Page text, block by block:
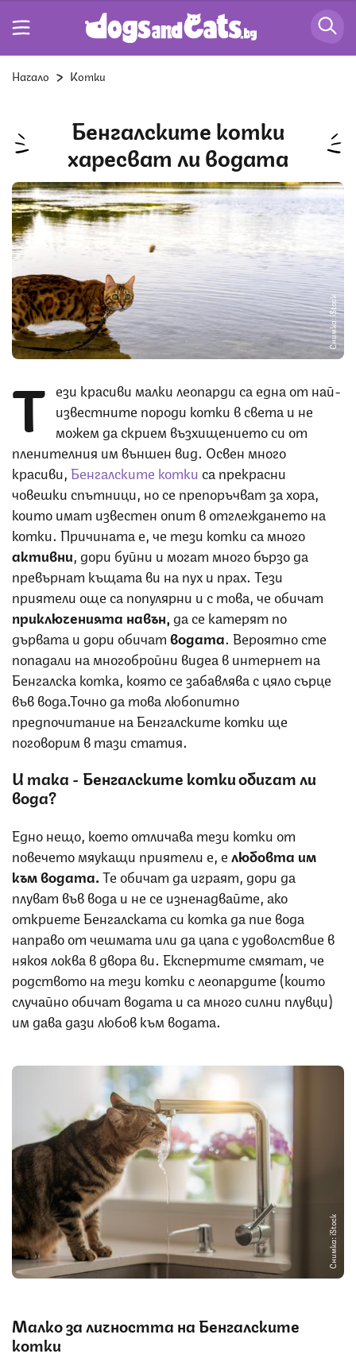
Начало Котки
Бенгалските котки
харесват ли водата
Снимка: iStock
Т ези красиви малки леопарди са една от най-
известните породи котки в света и не
можем да скрием възхищението си от
пленителния им външен вид. Освен много
красиви, Бенгалските коткиса прекрасни
човешки спътници, но се препоръчват за хора,
които имат известен опит в отглеждането на
котки. Причината е, че тези котки са много
активни , дори буйни и могат много бързо да
превърнат къщата ви на пух и прах. Тези
приятели още са популярни и с това, че обичат
приключенията навън, да се катерят по
дървата и дори обичатводата. Вероятно сте
попадали на многобройни видеа в интернет на
Бенгалска котка, която се забавлява с цяло сърце
във вода.Точно да това любопитно
предпочитание на Бенгалските котки ще
поговорим в тази статия.
И така - Бенгалските котки обичат ли
вода?
Едно нещо, което отличава тези котки от
повечето мяукащи приятели е, е любовта им
към водата.Те обичат да играят, дори да
плуват във вода и не се изненадвайте, ако
откриете Бенгалската си котка да пие вода
направо от чешмата или да цапа с удоволствие в
някоя локва в двора ви. Експертите смятат, че
родството на тези котки с леопардите (които
случайно обичат водата и са много силни плувци)
им дава дази любов към водата.
Снимка: iStock
Малко за личността на Бенгалските
котки